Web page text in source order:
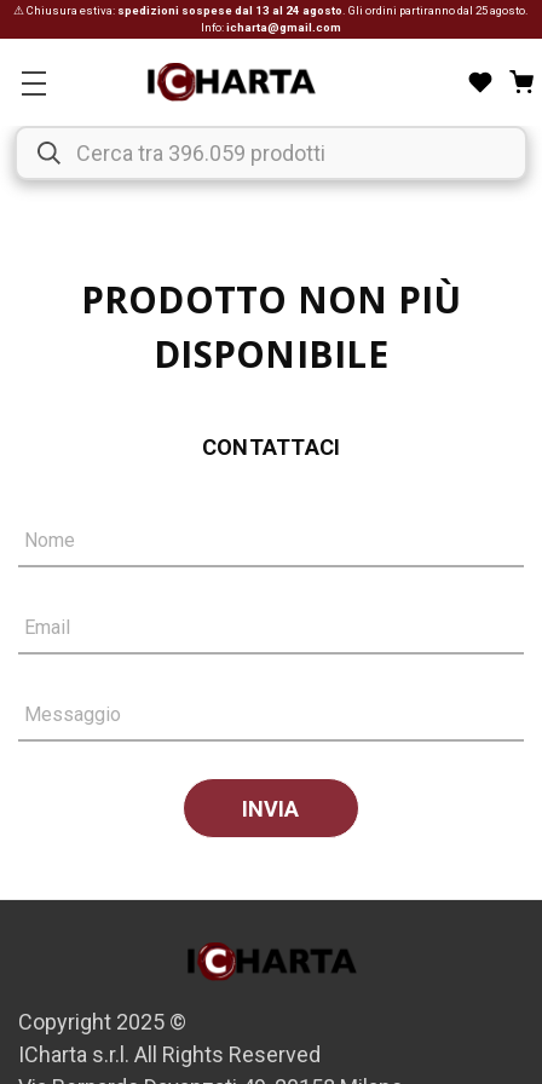
⚠ Chiusura estiva: spedizioni sospese dal 13 al 24 agosto . Gli ordini partiranno dal 25 agosto.
Info:icharta@gmail.com
PRODOTTO NON PIÙ
DISPONIBILE
CONTATTACI
Nome
Email
Messaggio
Copyright 2025 ©
ICharta s.r.l. All Rights Reserved